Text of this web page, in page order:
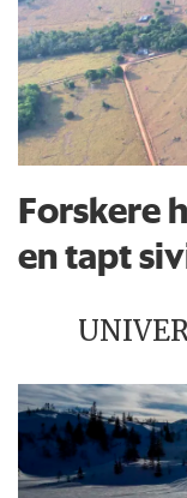
Forskere
en tapt